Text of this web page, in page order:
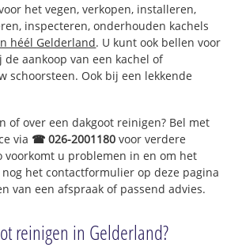
het vegen, verkopen, installeren,
inspecteren, onderhouden kachels
héél Gelderland. U kunt ook bellen voor
aankoop van een kachel of
schoorsteen. Ook bij een lekkende
of over een dakgoot reinigen? Bel met
via ☎ 026-2001180 voor verdere
voorkomt u problemen in en om het
het contactformulier op deze pagina
van een afspraak of passend advies.
reinigen in Gelderland?